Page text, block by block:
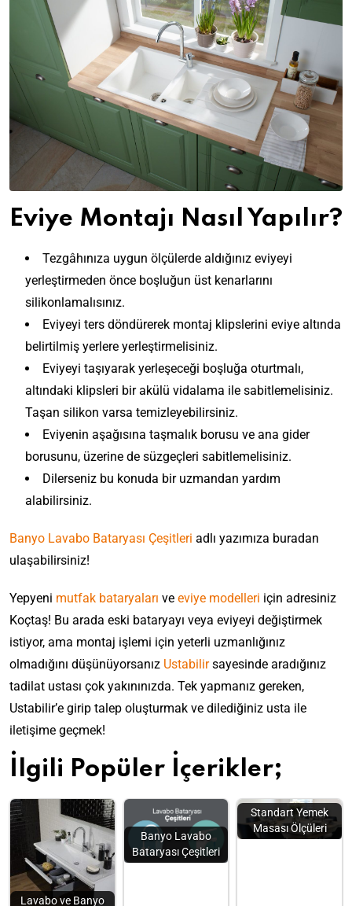
Eviye Montajı Nasıl Yapılır?
Tezgâhınıza uygun ölçülerde aldığınız eviyeyi
yerleştirmeden önce boşluğun üst kenarlarını
silikonlamalısınız.
Eviyeyi ters döndürerek montaj klipslerini eviye altında
belirtilmiş yerlere yerleştirmelisiniz.
Eviyeyi taşıyarak yerleşeceği boşluğa oturtmalı,
altındaki klipsleri bir akülü vidalama ile sabitlemelisiniz.
Taşan silikon varsa temizleyebilirsiniz.
Eviyenin aşağısına taşmalık borusu ve ana gider
borusunu, üzerine de süzgeçleri sabitlemelisiniz.
Dilerseniz bu konuda bir uzmandan yardım
alabilirsiniz.
Banyo Lavabo Bataryası Çeşitleri adlı yazımıza buradan
ulaşabilirsiniz!
Yepyeni mutfak bataryaları ve eviye modelleri için adresiniz
Koçtaş! Bu arada eski bataryayı veya eviyeyi değiştirmek
istiyor, ama montaj işlemi için yeterli uzmanlığınız
olmadığını düşünüyorsanız Ustabilirsayesinde aradığınız
tadilat ustası çok yakınınızda. Tek yapmanız gereken,
Ustabilir’e girip talep oluşturmak ve dilediğiniz usta ile
iletişime geçmek!
İlgili Popüler İçerikler;
Lavabo ve Banyo
Banyo Lavabo
Bataryası Çeşitleri
Standart Yemek
Masası Ölçüleri